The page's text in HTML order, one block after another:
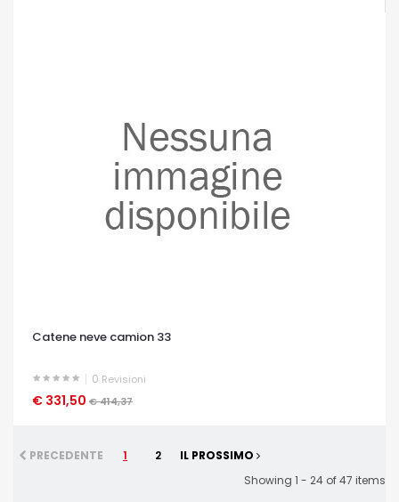
Catene neve camion 33
0 Revisioni
€ 331,50 € 414,37
OCCHIATA VELOCE
PRECEDENTE 1 2
IL PROSSIMO
Showing 1 - 24 of 47 items